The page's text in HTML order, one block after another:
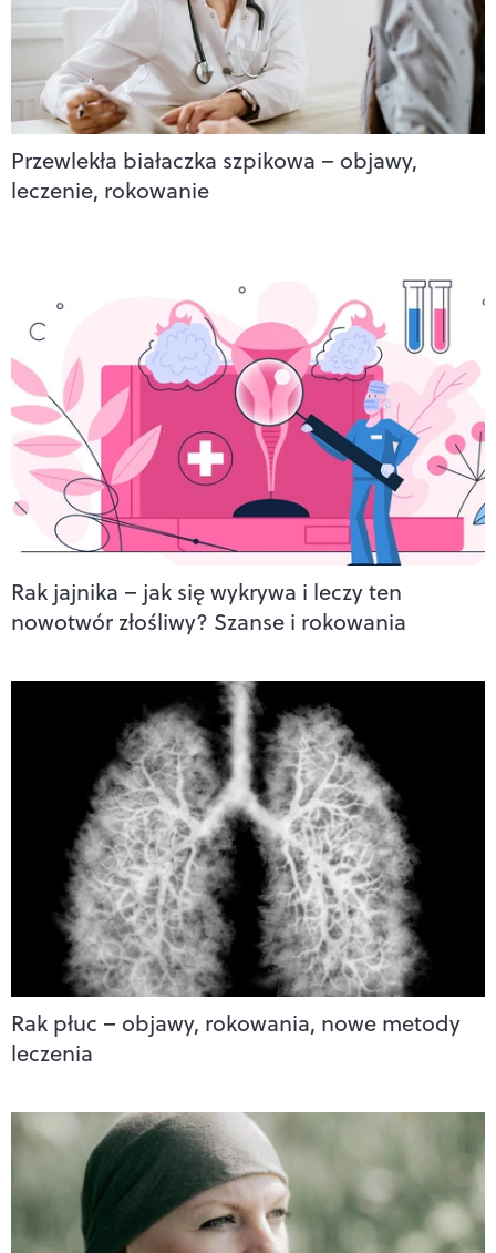
Przewlekła białaczka szpikowa – objawy,
leczenie, rokowanie
Rak jajnika – jak się wykrywa i leczy ten
nowotwór złośliwy? Szanse i rokowania
Rak płuc – objawy, rokowania, nowe metody
leczenia